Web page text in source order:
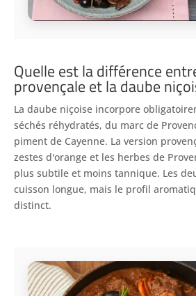
Quelle est la différence
provençale et la daube
La daube niçoise incorpore
séchés réhydratés, du marc de
piment de Cayenne. La version
zestes d'orange et les herbes de
plus subtile et moins tannique. Les
cuisson longue, mais le profil
distinct.